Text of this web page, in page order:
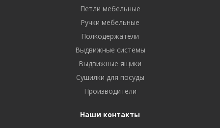
Петли мебельные
Ручки мебельные
Полкодержатели
Выдвижные системы
Выдвижные ящики
Сушилки для посуды
Производители
Наши контакты